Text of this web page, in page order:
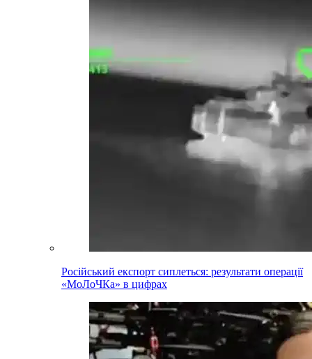
Російський експорт сиплеться: результати операції
«МоЛоЧКа» в цифрах